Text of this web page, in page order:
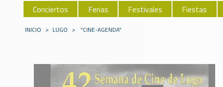
Conciertos
Ferias Festivales Fiestas
INICIO > LUGO > "CINE-AGENDA"